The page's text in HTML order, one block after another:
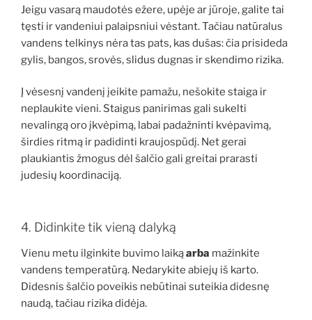
Jeigu vasarą maudotės ežere, upėje ar jūroje, galite tai
tęsti ir vandeniui palaipsniui vėstant. Tačiau natūralus
vandens telkinys nėra tas pats, kas dušas: čia prisideda
gylis, bangos, srovės, slidus dugnas ir skendimo rizika.
Į vėsesnį vandenį įeikite pamažu, nešokite staiga ir
neplaukite vieni. Staigus panirimas gali sukelti
nevalingą oro įkvėpimą, labai padažninti kvėpavimą,
širdies ritmą ir padidinti kraujospūdį. Net gerai
plaukiantis žmogus dėl šalčio gali greitai prarasti
judesių koordinaciją.
4. Didinkite tik vieną dalyką
Vienu metu ilginkite buvimo laikąarba mažinkite
vandens temperatūrą. Nedarykite abiejų iš karto.
Didesnis šalčio poveikis nebūtinai suteikia didesnę
naudą, tačiau rizika didėja.